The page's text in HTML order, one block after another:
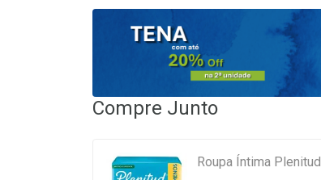
Compre Junto
Roupa Íntima